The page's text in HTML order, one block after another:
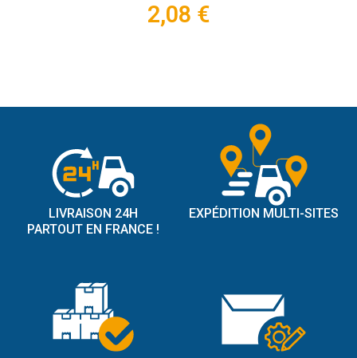
2,08 €
LIVRAISON 24H
PARTOUT EN FRANCE !
EXPÉDITION MULTI-SITES